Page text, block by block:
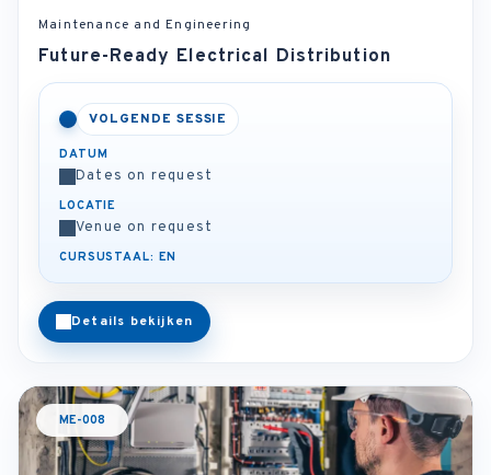
Maintenance and Engineering
Future-Ready Electrical Distribution
VOLGENDE SESSIE
DATUM
Dates on request
LOCATIE
Venue on request
CURSUSTAAL: EN
Details bekijken
ME-008